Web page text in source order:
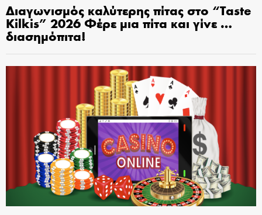
Διαγωνισμός καλύτερης πίτας στο “Taste
Kilkis” 2026 Φέρε μια πίτα και γίνε …
διασημόπιτα!